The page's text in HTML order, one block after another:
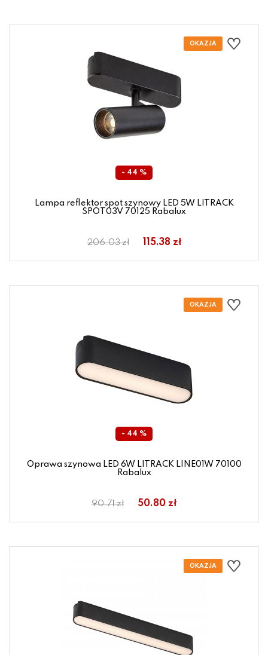
- 44 %
Lampa reflektor spot szynowy LED 5W LITRACK
SPOT03V 70125 Rabalux
206.03 zł 115.38 zł
- 44 %
Oprawa szynowa LED 6W LITRACK LINE01W 70100
Rabalux
90.71 zł 50.80 zł